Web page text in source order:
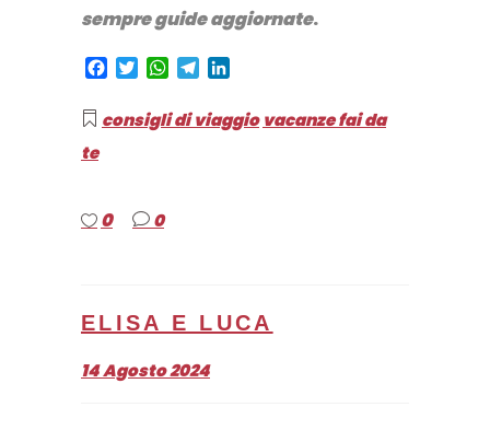
sempre guide aggiornate.
Facebook
TwitterWhatsApp
Telegram
consigli di viaggio vacanze fai da
te
0 0
ELISA E LUCA
14 Agosto 2024